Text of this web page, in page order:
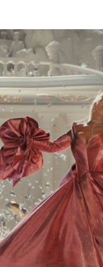
Reputatie & crisis